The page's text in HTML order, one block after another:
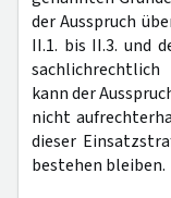
der Ausspruch
II.1. bis II.3. und
kann der
nicht
dieser
bestehen bleiben.